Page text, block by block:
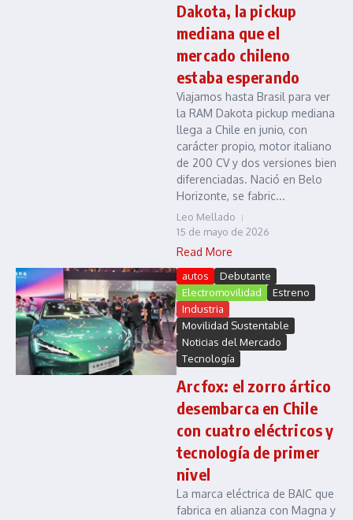
Dakota, la pickup
mediana que el
mercado chileno
estaba esperando
Viajamos hasta Brasil para ver
la RAM Dakota pickup mediana
llega a Chile en junio, con
carácter propio, motor italiano
de 200 CV y dos versiones bien
diferenciadas. Nació en Belo
Horizonte, se fabric...
Leo Mellado
15 de mayo de 2026
Read More
autos
Debutante
Electromovilidad
Estreno
Industria
Movilidad Sustentable
Noticias del Mercado
Tecnología
Arcfox: el zorro ártico
desembarca en Chile
con cuatro eléctricos y
tecnología de primer
nivel
La marca eléctrica de BAIC que
fabrica en alianza con Magna y